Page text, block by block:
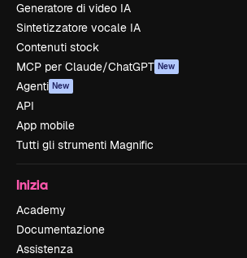
Generatore di video IA
Sintetizzatore vocale IA
Contenuti stock
MCP per Claude/ChatGPT New
Agenti New
API
App mobile
Tutti gli strumenti Magnific
Inizia
Academy
Documentazione
Assistenza